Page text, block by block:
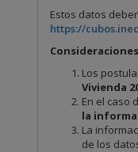
Estos datos
https://
Los
Vivienda
En el caso
la
La
de los